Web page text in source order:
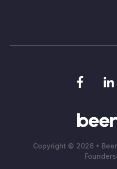
Copyright © 2026 •